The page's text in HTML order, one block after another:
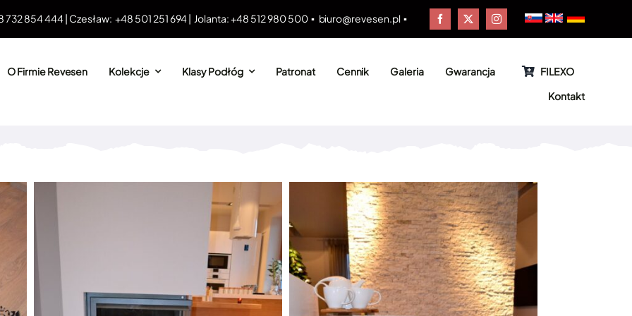
732 854 444 | Czesław: +48 501 251 694 | Jolanta: +48 512 980 500 ▪ biuro@revesen.pl ▪
O Firmie Revesen Kolekcje Klasy Podłóg Patronat Cennik Galeria Gwarancja
FILEXO
Kontakt